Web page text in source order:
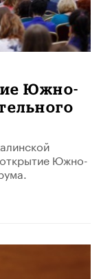
Южно-
Южно-